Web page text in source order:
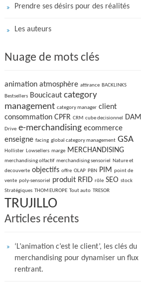
Prendre ses désirs pour des réalités
Les auteurs
Nuage de mots clés
animation atmosphère attirance BACKLINKS
Bestsellers Boucicaut category
management category manager client
consommation CPFR CRM cube decisionnel DAM
Drive e-merchandising ecommerce
enseigne facing global category management GSA
Hollister Lowsellers marge MERCHANDISING
merchandising olfactif merchandising sensoriel
Nature et
decouverte objectifs offre OLAP PBN PIM point de
vente poly-sensoriel produit RFID rôle SEO stock
Stratégiques THOM EUROPE Tout auto TRESOR
TRUJILLO
Articles récents
‘L’animation c’est le client’, les clés du
merchandising pour dynamiser un flux
rentrant.